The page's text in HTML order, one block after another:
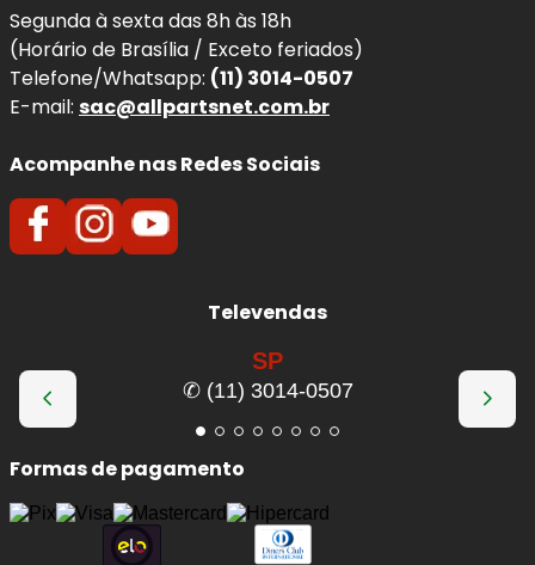
Segunda à sexta das 8h às 18h
(Horário de Brasília / Exceto feriados)
Telefone/Whatsapp: (11) 3014-0507
E-mail: sac@allpartsnet.com.br
Acompanhe nas Redes Sociais
Televendas
SP
✆ (11) 3014-0507
Formas de pagamento